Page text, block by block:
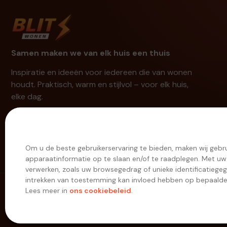
Om u de beste gebruikerservaring te bieden, maken wij
apparaatinformatie op te slaan en/of te raadplegen. Met
verwerken, zoals uw browsegedrag of unieke
intrekken van toestemming kan invloed hebben op
Lees meer in ons cookiebeleid.
Samen maken we van elk huis een thuis
Inspiratie en ideeën voor iedereen die van wonen
houdt. Praktisch, warm en stijlvol – voor elk huis,
elke dag.